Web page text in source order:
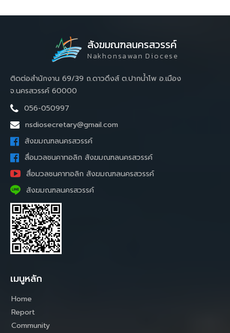
สังฆมณฑลนครสวรรค์
Nakhonsawan Diocese
ติดต่อสำนักงาน 69/39 ถ.ดาวดึงส์ ต.ปากน้ำโพ อ.เมือง
จ.นครสวรรค์ 60000
056-050997
nsdiosecretary@gmail.com
สังฆมณฑลนครสวรรค์
สื่อมวลชนคาทอลิก สังฆมณฑลนครสวรรค์
สื่อมวลชนคาทอลิก สังฆมณฑลนครสวรรค์
สังฆมณฑลนครสวรรค์
เมนูหลัก
Home
Report
Community